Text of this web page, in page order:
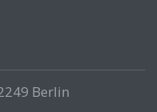
Berlin